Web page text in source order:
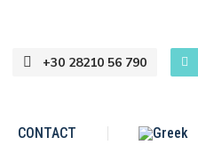
+30 28210 56 790
CONTACT